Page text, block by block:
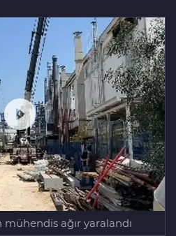
mühendis ağır yaralandı